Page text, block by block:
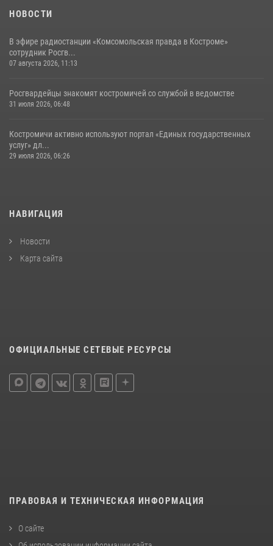
НОВОСТИ
В эфире радиостанции «Комсомольская правда в Костроме»
сотрудник Росгв...
07 августа 2026, 11:13
Росгвардейцы знакомят костромичей со службой в ведомстве
31 июля 2026, 06:48
Костромичи активно используют портал «Единых государственных
услуг» дл...
29 июля 2026, 06:26
НАВИГАЦИЯ
Новости
Карта сайта
ОФИЦИАЛЬНЫЕ СЕТЕВЫЕ РЕСУРСЫ
ПРАВОВАЯ И ТЕХНИЧЕСКАЯ ИНФОРМАЦИЯ
О сайте